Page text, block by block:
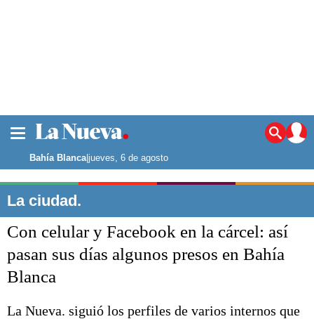
Noticias
La ciudad
Punta Alta
El mundo
Opinión
Liga del Sur
Bahía Blanca|jueves, 6 de agosto
La ciudad.
Con celular y Facebook en la cárcel: así
pasan sus días algunos presos en Bahía
Blanca
La Nueva. siguió los perfiles de varios internos que